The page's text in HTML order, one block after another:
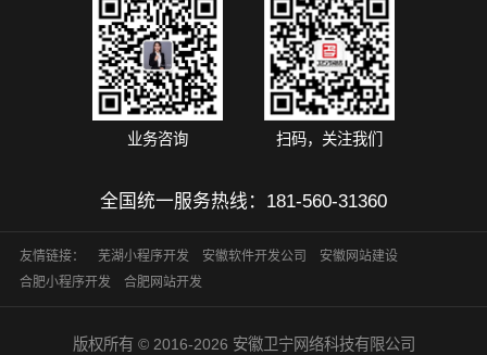
业务咨询 扫码，关注我们
全国统一服务热线： 181-560-31360
友情链接： 芜湖小程序开发 安徽软件开发公司
安徽网站建设
合肥小程序开发
合肥网站开发
版权所有 © 2016-2026 安徽卫宁网络科技有限公司